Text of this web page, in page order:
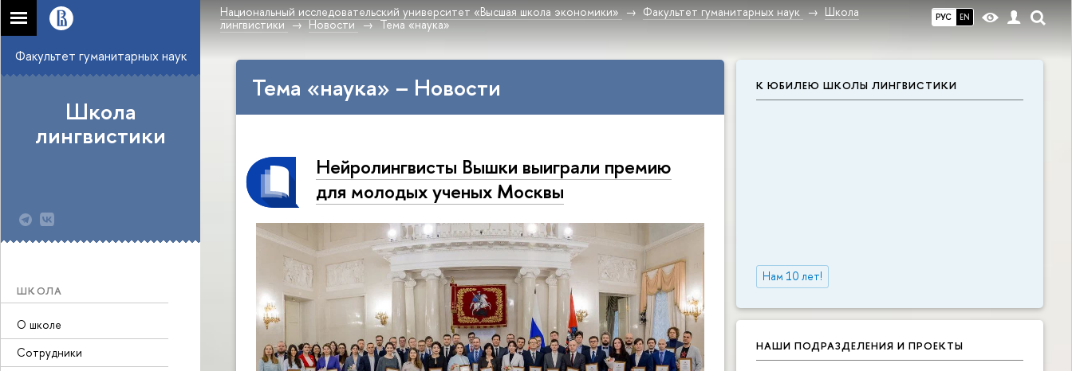
РУС EN
Национальный исследовательский университет «Высшая школа экономики» Факультет гуманитарных наук
Школа
лингвистики
Новости Тема «наука»
Факультет гуманитарных наук
Школа
лингвистики
ШКОЛА
О школе
Сотрудники
К ЮБИЛЕЮ ШКОЛЫ ЛИНГВИСТИКИ
Нам 10 лет!
НАШИ ПОДРАЗДЕЛЕНИЯ И ПРОЕКТЫ
Тема «наука» – Новости
Нейролингвисты Вышки выиграли премию
для молодых ученых Москвы